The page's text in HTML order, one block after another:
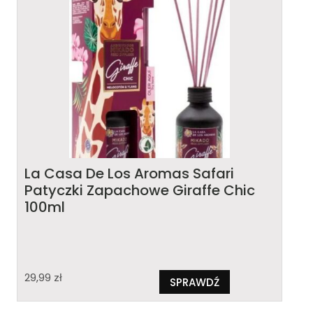
La Casa De Los Aromas Safari
Patyczki Zapachowe Giraffe Chic
100ml
29,99 zł SPRAWDŹ